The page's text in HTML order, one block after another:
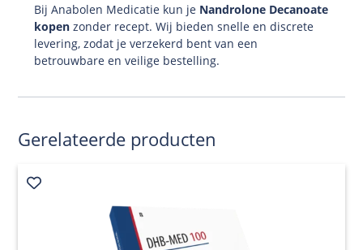
Bij Anabolen Medicatie kun je Nandrolone Decanoate
kopen zonder recept. Wij bieden snelle en discrete
levering, zodat je verzekerd bent van een
betrouwbare en veilige bestelling.
Gerelateerde producten